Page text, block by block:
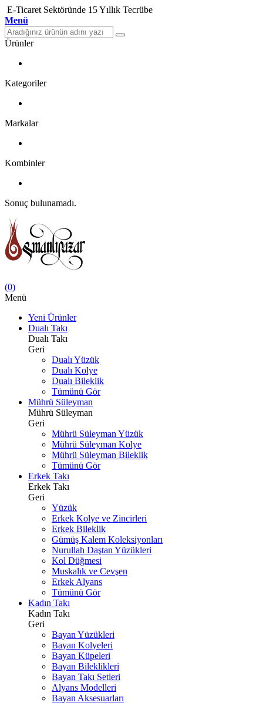
E-Ticaret Sektöründe 15 Yıllık Tecrübe
Menü
Ürünler
Kategoriler
Markalar
Kombinler
Sonuç bulunamadı.
(0)
Menü
Yeni Ürünler
Dualı Takı
Dualı Takı
Geri
Dualı Yüzük
Dualı Kolye
Dualı Bileklik
Tümünü Gör
Mührü Süleyman
Mührü Süleyman
Geri
Mührü Süleyman Yüzük
Mührü Süleyman Kolye
Mührü Süleyman Bileklik
Tümünü Gör
Erkek Takı
Erkek Takı
Geri
Yüzük
Erkek Kolye ve Zincirleri
Erkek Bileklik
Gümüş Kalem Koleksiyonları
Nurullah Daştan Yüzükleri
Kol Düğmesi
Muskalık ve Cevşen
Erkek Alyans
Tümünü Gör
Kadın Takı
Kadın Takı
Geri
Bayan Yüzükleri
Bayan Kolyeleri
Bayan Küpeleri
Bayan Bileklikleri
Bayan Takı Setleri
Alyans Modelleri
Bayan Aksesuarları